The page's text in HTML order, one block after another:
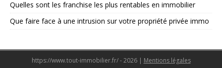
Quelles sont les franchise les plus rentables en immobilier
Que faire face à une intrusion sur votre propriété privée immo
https://www.tout-immobilier.fr/ - 2026 | Mentions légales